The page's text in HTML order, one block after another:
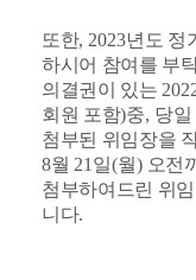
또한, 2023년도 정
하시어 참여를 부
의결권이 있는
회원 포함)중, 당
첨부된 위임장을
8월 21 일(월) 오전
첨부하여드린 위
니다.